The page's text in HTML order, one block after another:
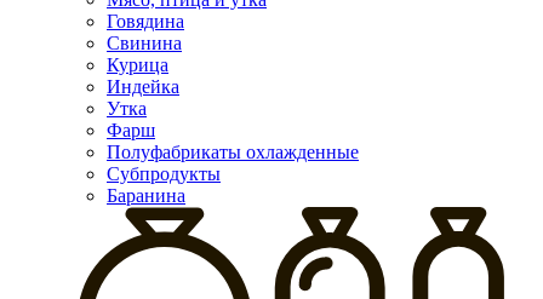
Говядина
Свинина
Курица
Индейка
Утка
Фарш
Полуфабрикаты охлажденные
Субпродукты
Баранина